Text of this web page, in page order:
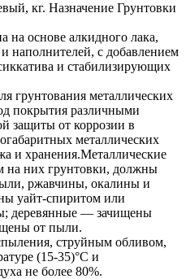
кг. Назначение Грунтовки
на основе алкидного лака,
наполнителей, с добавлением
и стабилизирующих
грунтования металлических
покрытия различными
защиты от коррозии в
металлических
и хранения.Металлические
на них грунтовки, должны
ржавчины, окалины и
уайт-спиритом или
деревянные — зачищены
от пыли.
струйным обливом,
(15-35)°С и
не более 80%.